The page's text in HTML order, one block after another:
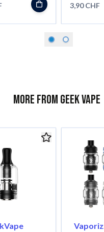
3,90 CHF
More from Geek Vape